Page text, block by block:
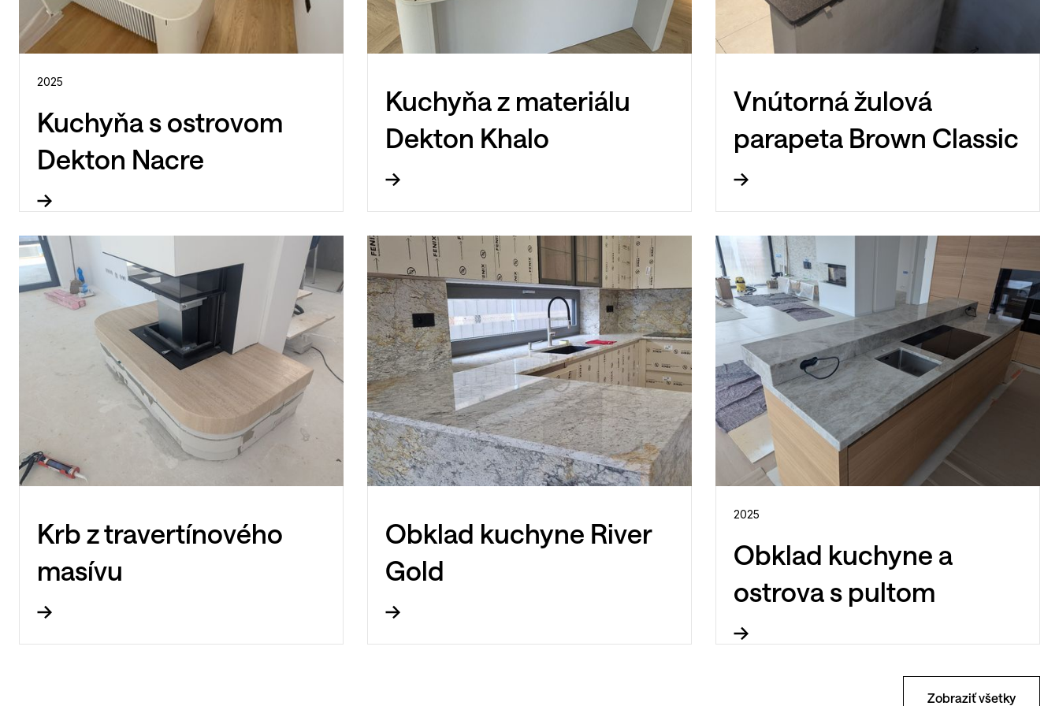
2025
Kuchyňa s ostrovom
Dekton Nacre
Kuchyňa z materiálu
Dekton Khalo
Vnútorná žulová
parapeta Brown Classic
Krb z travertínového
masívu
Obklad kuchyne River
Gold
2025
Obklad kuchyne a
ostrova s pultom
Zobraziť všetky